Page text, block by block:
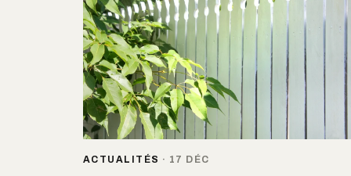
ACTUALITÉS · 17 DÉC